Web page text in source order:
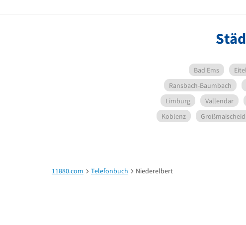
Bad Ems
Ransbach-Baumbach
Limburg
Vallendar
Koblenz
Großmaischeid
11880.com Telefonbuch Niederelbert